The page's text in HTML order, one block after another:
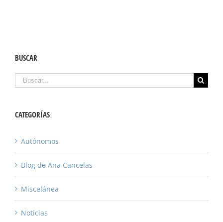
BUSCAR
Buscar
CATEGORÍAS
Autónomos
Blog de Ana Cancelas
Miscelánea
Noticias